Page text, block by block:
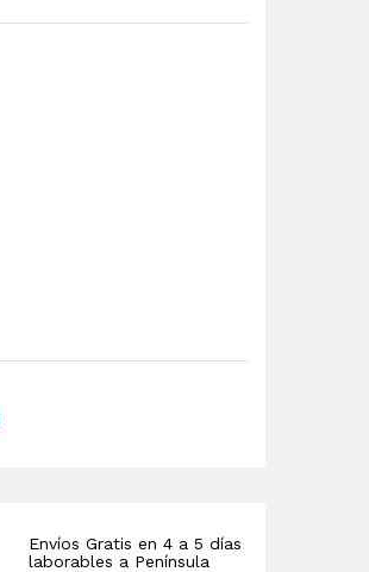
Envíos Gratis en 4 a 5 días
laborables a Península